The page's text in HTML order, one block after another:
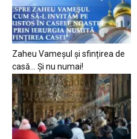
Zaheu Vameșul și sfințirea de
casă… Și nu numai!